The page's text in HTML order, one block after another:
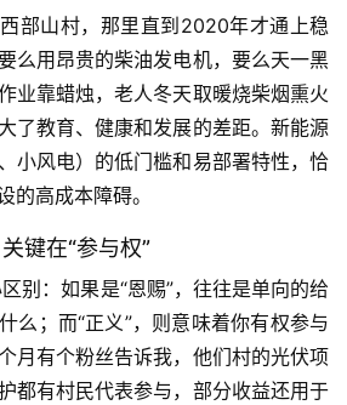
部山村，那里直到2020年才通上稳
么用昂贵的柴油发电机，要么天一黑
业靠蜡烛，老人冬天取暖烧柴烟熏火
了教育、健康和发展的差距。新能源
小风电）的低门槛和易部署特性，恰
的高成本障碍。
键在“参与权”
别：如果是“恩赐”，往往是单向的给
么；而“正义”，则意味着你有权参与
月有个粉丝告诉我，他们村的光伏项
都有村民代表参与，部分收益还用于